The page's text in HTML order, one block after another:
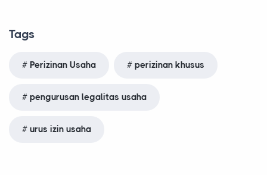
Tags
Perizinan Usaha perizinan khusus
pengurusan legalitas usaha
urus izin usaha